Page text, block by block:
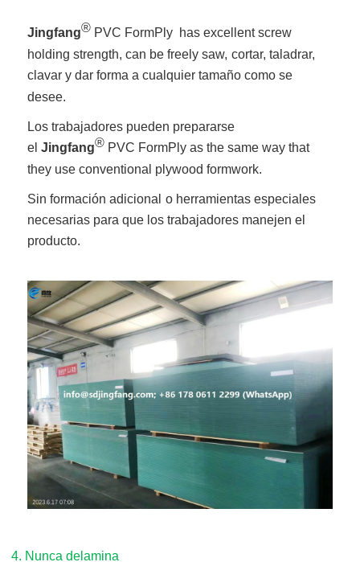
Jingfang® PVC FormPly has excellent screw
holding strength, can be freely saw, cortar, taladrar,
clavar y dar forma a cualquier tamaño como se
desee.
Los trabajadores pueden prepararse
elJingfang® PVC FormPly as the same way that
they use conventional plywood formwork.
Sin formación adicional
o herramientas especiales
necesarias para que los trabajadores manejen el
producto.
4. Nunca delamina